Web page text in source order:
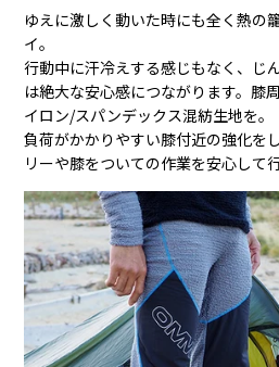
ゆえに激しく動いた時にも全く熱の
イ。
行動中に汗冷えする感じもなく、じ
は絶大な安心感につながります。膝
イロン/スパンデックス混紡生地を。
負荷がかかりやすい膝付近の強化を
リーや膝をついての作業を安心して行